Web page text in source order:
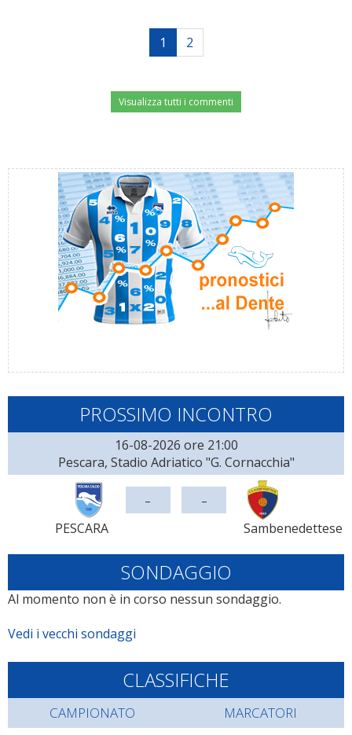
1 2
Visualizza tutti i commenti
PROSSIMO INCONTRO
16-08-2026 ore 21:00
Pescara, Stadio Adriatico "G. Cornacchia"
PESCARA
- -
Sambenedettese
SONDAGGIO
Al momento non è in corso nessun sondaggio.
Vedi i vecchi sondaggi
CLASSIFICHE
CAMPIONATO MARCATORI